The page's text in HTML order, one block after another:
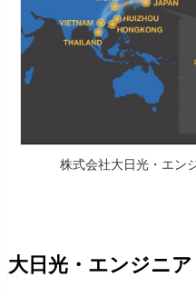
株式会社大日光・エン
大日光・エンジニ